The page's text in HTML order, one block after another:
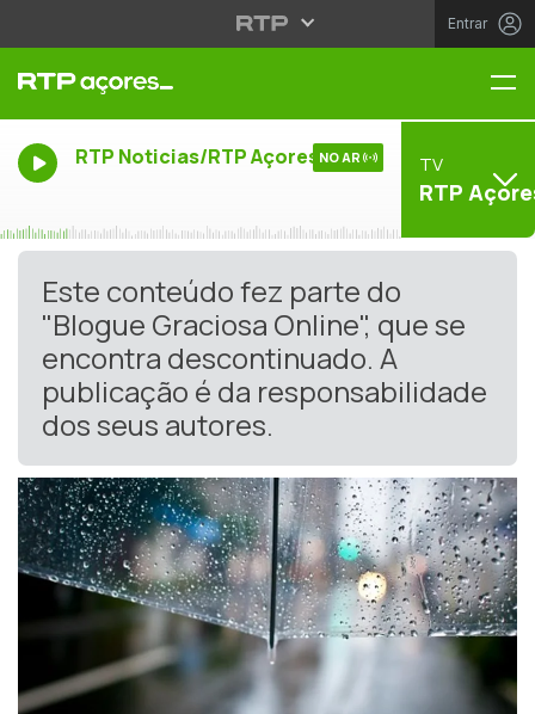
Entrar
RTP Noticias/RTP Açores NO AR TV
RTP
Este conteúdo fez parte do
"Blogue Graciosa Online", que se
encontra descontinuado. A
publicação é da responsabilidade
dos seus autores.